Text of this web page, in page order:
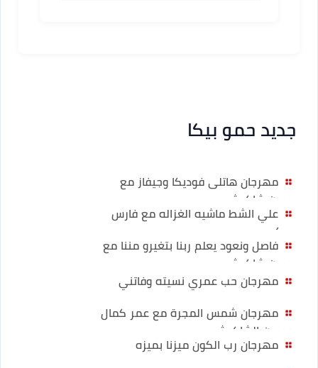
جديد حمو بيكا
مهرجان هاتلى فوديكا وجيفاز مع
حسن شاكوش
علي الشط ماشيه الغزاله مع فارس
سكر
فاصل ونعود يعلم ربنا بتغيرو مننا مع
حسن شاكوش
مهرجان حب عمري نسيته وفاتني
مهرجان شمس المجرة مع عمر كمال
وحسن الشاكوش
مهرجان رب الكون ميزنا بميزه